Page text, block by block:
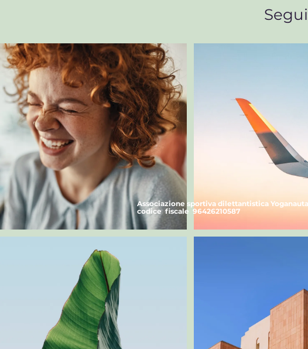
Associazione sportiva dilettantistica Yoganauta
codice fiscale 96426210587